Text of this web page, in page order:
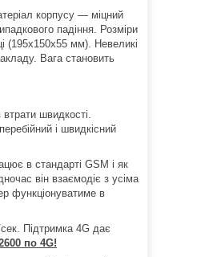
корпусу — міцний
падіння. Розміри
(195х150х55 мм). Невеликі
Вага становить
швидкості.
і швидкісний
в стандарті GSM і як
він взаємодіє з усіма
функціонуватиме в
Підтримка 4G дає
по 4G!